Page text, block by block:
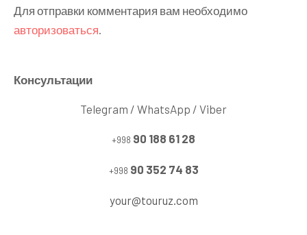
Для отправки комментария вам необходимо
авторизоваться.
Консультации
Telegram / WhatsApp / Viber
+998 90 188 61 28
+998 90 352 74 83
your@touruz.com